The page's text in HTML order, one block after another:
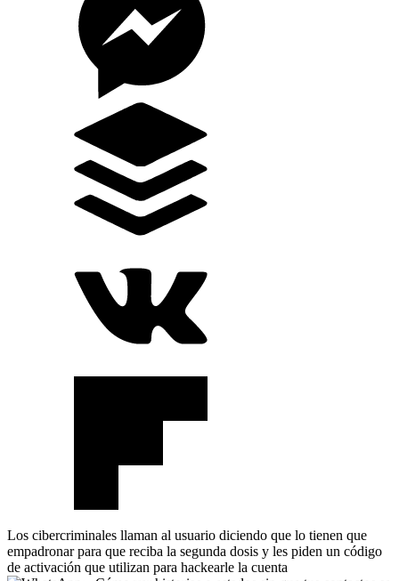
Los cibercriminales llaman al usuario diciendo que lo tienen que
empadronar para que reciba la segunda dosis y les piden un código
de activación que utilizan para hackearle la cuenta